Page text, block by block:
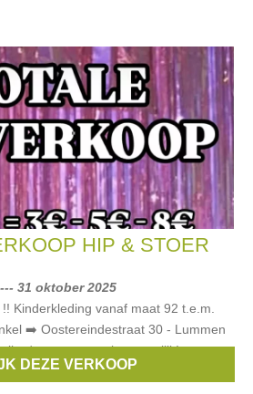
HIP & STOER
31 oktober 2025
Kinderkleding vanaf maat 92 t.e.m.
➡️ Oostereindestraat 30 - Lummen
retourneren niet mogelijk!
,Cars, Someone,Jack & Jones
DEZE VERKOOP